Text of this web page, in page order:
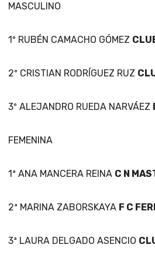
MASCULINO
1º RUBÉN CAMACHO GÓMEZ
2º CRISTIAN RODRÍGUEZ RUZ
3º ALEJANDRO RUEDA NARVÁEZ
FEMENINA
1ª ANA MANCERA REINA C N
2ª MARINA ZABORSKAYA F C
3ª LAURA DELGADO ASENCIO